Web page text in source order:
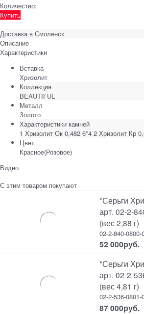
Количество:
Купить
Доставка в Смоленск
Описание
Характеристики
Вставка
Хризолит
Коллекция
BEAUTIFUL
Металл
Золото
Характеристики камней
1 Хризолит Ок 0,482 6*4 2 Хризолит Кр
Цвет
Красное(Розовое)
Видео
С этим товаром покупают
*Серьги
арт. 02-2-
(вес 2,88 г)
02-2-840-0800-
52 000руб.
*Серьги
арт. 02-2-
(вес 4,81 г)
02-2-536-0801-
87 000руб.